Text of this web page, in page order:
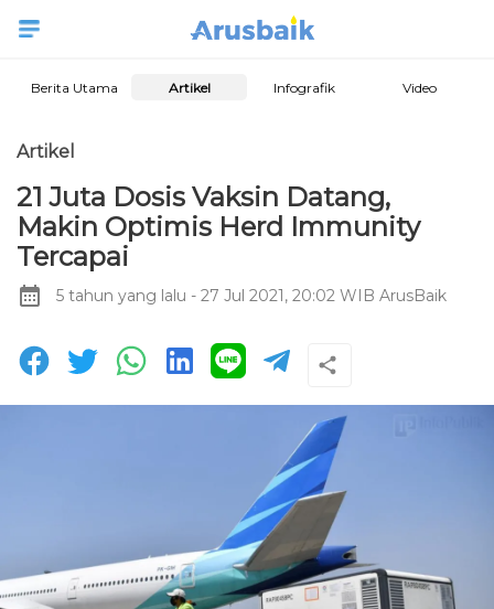
Berita Utama Artikel Infografik Video
Artikel
21 Juta Dosis Vaksin Datang,
Makin Optimis Herd Immunity
Tercapai
5 tahun yang lalu - 27 Jul 2021, 20:02 WIB ArusBaik